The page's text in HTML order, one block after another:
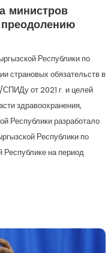
министров
Республики по
страновых обязательств в
от 2021 г. и целей
здравоохранения,
Республики разработало
Республики по
на период